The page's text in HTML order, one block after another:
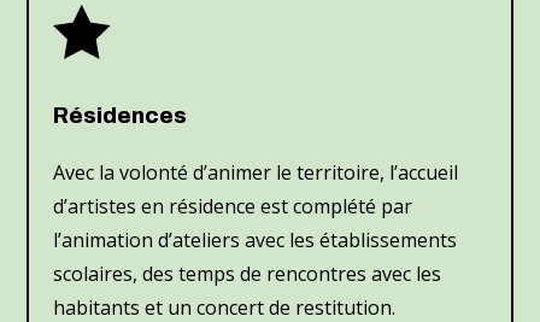

Résidences
Avec la volontéd’animer le territoire, l’accueil
d’artistes en résidence est complété par
l’animation d’ateliers avec les établissements
scolaires, des temps de rencontres avec les
habitants et un concert de restitution.